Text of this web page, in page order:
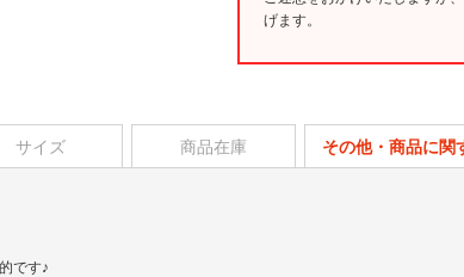
げます。
サイズ 商品在庫 その他・商品に関
です♪